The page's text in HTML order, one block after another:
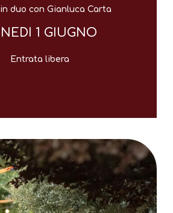
duo con Gianluca Carta
1 GIUGNO
Entrata libera